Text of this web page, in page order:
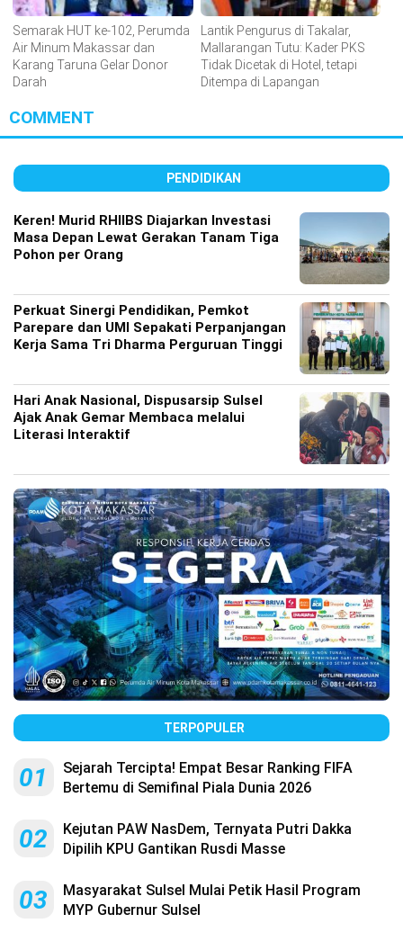
Semarak HUT ke-102, Perumda
Air Minum Makassar dan
Karang Taruna Gelar Donor
Darah
Lantik Pengurus di Takalar,
Mallarangan Tutu: Kader PKS
Tidak Dicetak di Hotel, tetapi
Ditempa di Lapangan
COMMENT
PENDIDIKAN
Keren! Murid RHIIBS Diajarkan Investasi
Masa Depan Lewat Gerakan Tanam Tiga
Pohon per Orang
Perkuat Sinergi Pendidikan, Pemkot
Parepare dan UMI Sepakati Perpanjangan
Kerja Sama Tri Dharma Perguruan Tinggi
Hari Anak Nasional, Dispusarsip Sulsel
Ajak Anak Gemar Membaca melalui
Literasi Interaktif
TERPOPULER
01
Sejarah Tercipta! Empat Besar Ranking FIFA
Bertemu di Semifinal Piala Dunia 2026
02
Kejutan PAW NasDem, Ternyata Putri Dakka
Dipilih KPU Gantikan Rusdi Masse
03
Masyarakat Sulsel Mulai Petik Hasil Program
MYP Gubernur Sulsel